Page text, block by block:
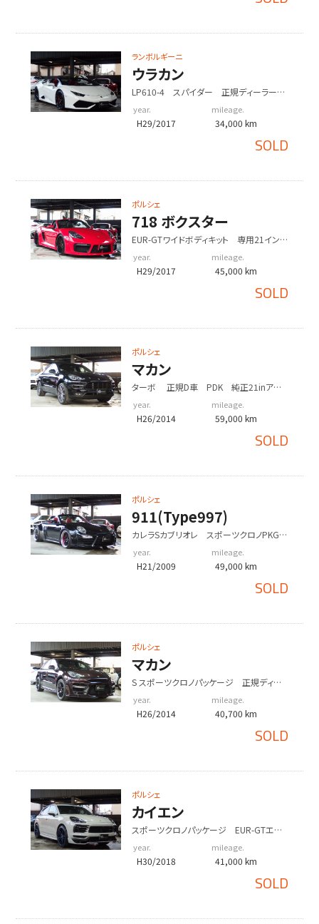
ランボルギーニ
ウラカン
LP610-4 スパイダー 正規ディーラー
ロントリフター シートヒーター
year.
H29/2017
mileage.
34,000 km
SOLD
ポルシェ
718 ボクスター
EUR-GTワイドボディキット 専用21インチ
ポクロPKG
year.
H29/2017
mileage.
45,000 km
SOLD
ポルシェ
マカン
ターボ 正規D車 PDK 純正21inアル
ブスポーツシート
year.
H26/2014
mileage.
59,000 km
SOLD
ポルシェ
911(Type997)
カレラSカブリオレ スポーツクロノPKG
フラー 社外ダックテール
year.
H21/2009
mileage.
49,000 km
SOLD
ポルシェ
マカン
S スポーツクロノパッケージ 正規ディー
トヒーター オールレザーインテリア
year.
H26/2014
mileage.
40,700 km
SOLD
ポルシェ
カイエン
スポーツクロノパッケージ EUR-GTエア
ントリードライブ CarPlay エアサス
year.
H30/2018
mileage.
41,000 km
SOLD